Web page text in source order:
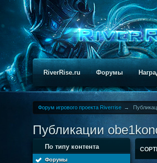
RiverRise.ru Форумы
Форум игрового проекта Riverrise →
Публикации
По типу контента
Форумы